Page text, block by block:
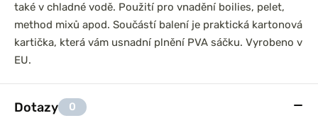
také v chladné vodě. Použití pro vnadění boilies, pelet,
method mixů apod. Součástí balení je praktická kartonová
kartička, která vám usnadní plnění PVA sáčku. Vyrobeno v
EU.
Dotazy 0